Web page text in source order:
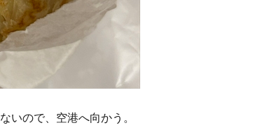
いので、空港へ向かう。